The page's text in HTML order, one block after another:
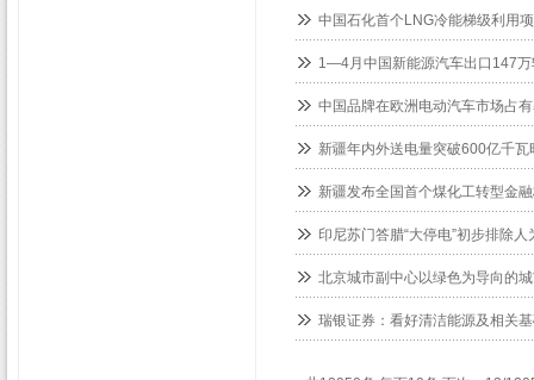
中国石化首个LNG冷能梯级利用
1—4月中国新能源汽车出口147
中国品牌在欧洲电动汽车市场占
新疆年内外送电量突破600亿千瓦
新疆发布全国首个煤化工转型金
印尼苏门答腊“大停电”初步排除
北京城市副中心以绿色为导向的
瑞银证券：看好清洁能源及相关